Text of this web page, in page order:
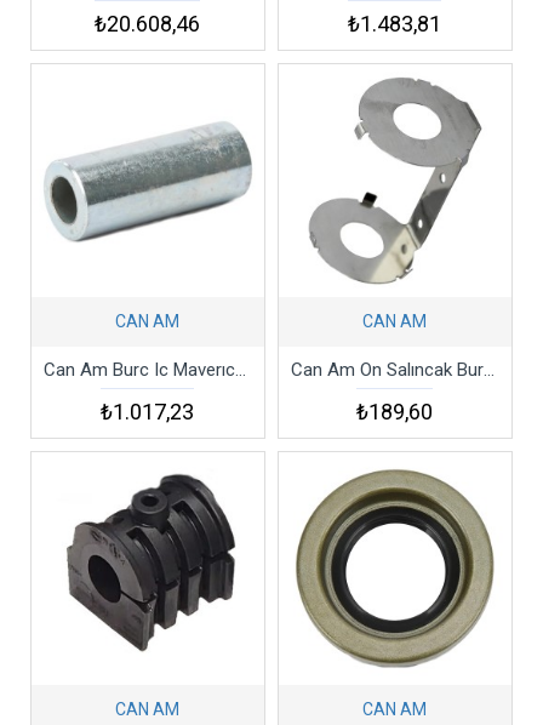
₺20.608,46 ₺1.483,81
CAN AM
Can Am Burc Ic Maverıck Bushıng
₺1.017,23
CAN AM
Can Am On Salıncak Burc Sacı 2017-2018 Maverıck X3 Turbo
₺189,60
CAN AM CAN AM